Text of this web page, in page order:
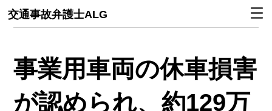
交通事故弁護士ALG
事業用車両の休車損害
が認められ、約129万